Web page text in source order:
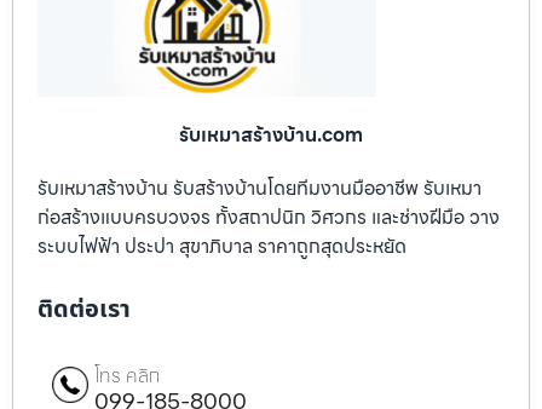
รับเหมาสร้างบ้าน.com
รับเหมาสร้างบ้าน รับสร้างบ้านโดยทีมงานมืออาชีพ รับเหมา
ก่อสร้างแบบครบวงจร ทั้งสถาปนิก วิศวกร และช่างฝีมือ วาง
ระบบไฟฟ้า ประปา สุขาภิบาล ราคาถูกสุดประหยัด
ติดต่อเรา
โทร คลิก
099-185-8000